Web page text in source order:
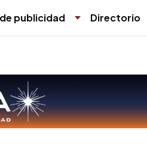
publicidad Directorio